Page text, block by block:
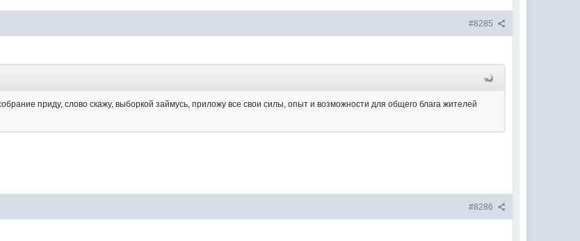
#8285
приду, слово скажу, выборкой займусь, приложу все свои силы, опыт и возможности для общего блага жителей
#8286